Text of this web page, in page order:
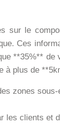
sur le
Ces
**35%**
à plus de
zones
clients